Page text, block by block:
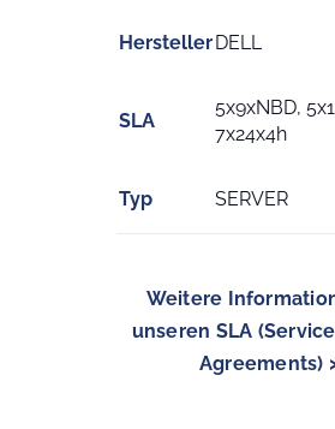
HerstellerDELL
SLA
5x9xNBD,
7x24x4h
Typ SERVER
Weitere
unseren SLA
Agreements)